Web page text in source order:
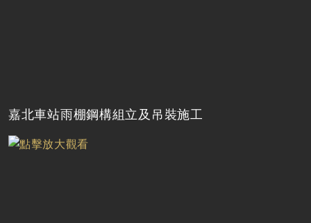
嘉北車站雨棚鋼構組立及吊裝施工